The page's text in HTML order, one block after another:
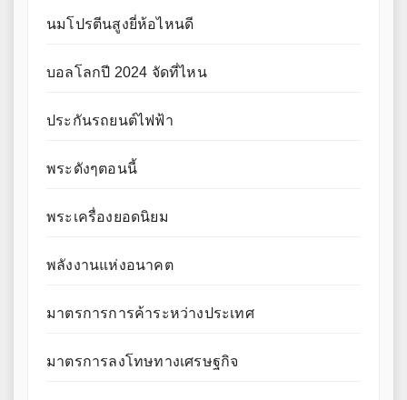
นมโปรตีนสูงยี่ห้อไหนดี
บอลโลกปี 2024 จัดที่ไหน
ประกันรถยนต์ไฟฟ้า
พระดังๆตอนนี้
พระเครื่องยอดนิยม
พลังงานแห่งอนาคต
มาตรการการค้าระหว่างประเทศ
มาตรการลงโทษทางเศรษฐกิจ